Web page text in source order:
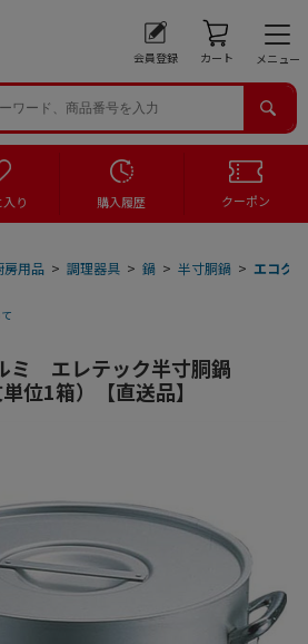
会員登録 カート メニュー
り 購入履歴 クーポン
房用品 > 調理器具 > 鍋 > 半寸胴鍋 > エコク
ミ エレテック半寸胴鍋
位1箱）【直送品】